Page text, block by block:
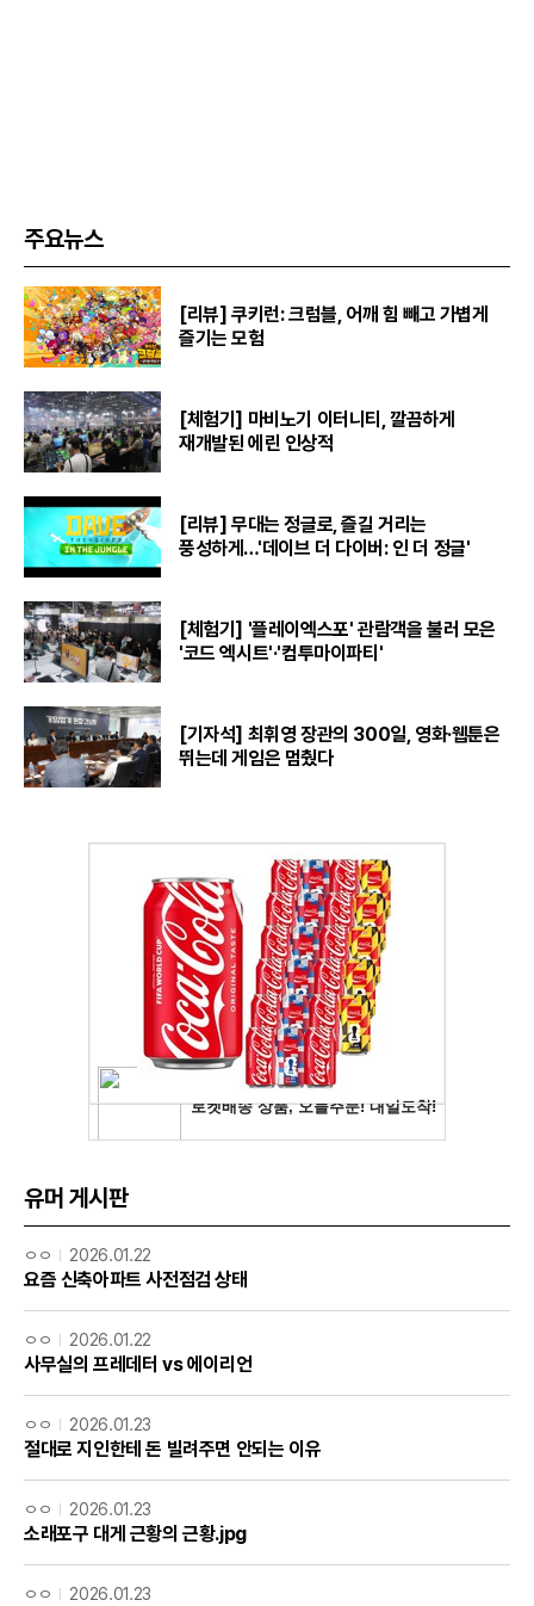
주요뉴스
[리뷰] 쿠키런: 크럼블, 어깨 힘 빼고 가볍게
즐기는 모험
[체험기] 마비노기 이터니티, 깔끔하게
재개발된 에린 인상적
[리뷰] 무대는 정글로, 즐길 거리는
풍성하게…'데이브 더 다이버: 인 더 정글'
[체험기] '플레이엑스포' 관람객을 불러 모은
'코드 엑시트'·'컴투마이파티'
[기자석] 최휘영 장관의 300일, 영화·웹툰은
뛰는데 게임은 멈췄다
유머 게시판
ㅇㅇ 2026.01.22
요즘 신축아파트 사전점검 상태
ㅇㅇ 2026.01.22
사무실의 프레데터 vs 에이리언
ㅇㅇ 2026.01.23
절대로 지인한테 돈 빌려주면 안되는 이유
ㅇㅇ 2026.01.23
소래포구 대게 근황의 근황.jpg
ㅇㅇ 2026.01.23